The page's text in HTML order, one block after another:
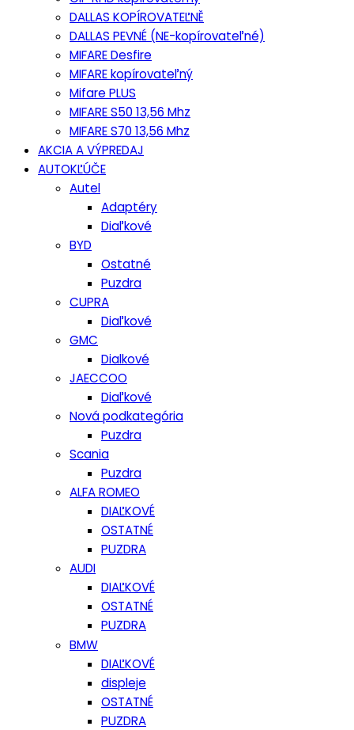
DALLAS KOPÍROVATEĽNĚ
DALLAS PEVNÉ (NE-kopírovateľné)
MIFARE Desfire
MIFARE kopírovateľný
Mifare PLUS
MIFARE S50 13,56 Mhz
MIFARE S70 13,56 Mhz
AKCIA A VÝPREDAJ
AUTOKĽÚČE
Autel
Adaptéry
Diaľkové
BYD
Ostatné
Puzdra
CUPRA
Diaľkové
GMC
Dialkové
JAECCOO
Diaľkové
Nová podkategória
Puzdra
Scania
Puzdra
ALFA ROMEO
DIAĽKOVÉ
OSTATNÉ
PUZDRA
AUDI
DIAĽKOVÉ
OSTATNÉ
PUZDRA
BMW
DIAĽKOVÉ
displeje
OSTATNÉ
PUZDRA